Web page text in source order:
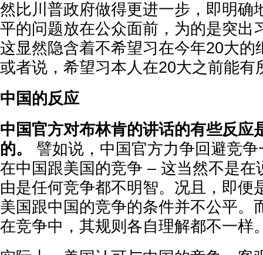
然比川普政府做得更进一步，即明确
平的问题放在公众面前，为的是突出
这显然隐含着不希望习在今年20大的
或者说，希望习本人在20大之前能
中国的反应
中国官方对布林肯的讲话的有些反应
的。
譬如说，中国官方力争回避竞
在中国跟美国的竞争 – 这当然不是在
由是任何竞争都不明智。况且，即便
美国跟中国的竞争的条件并不公平。
在竞争中，其规则各自理解都不一样